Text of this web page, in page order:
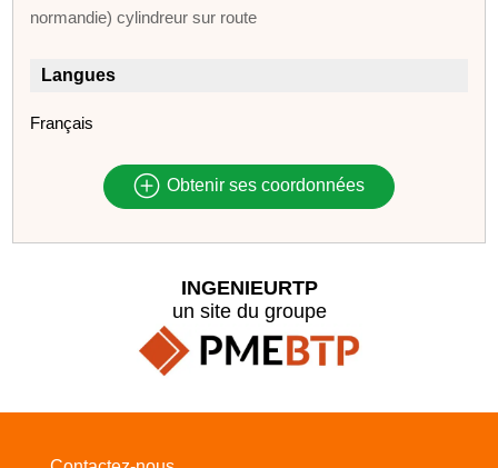
normandie) cylindreur sur route
Langues
Français
Obtenir ses coordonnées
INGENIEURTP
un site du groupe